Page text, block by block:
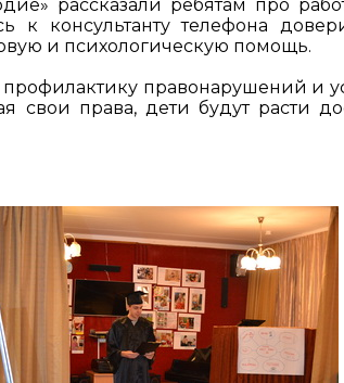
рассказали ребятам про
к консультанту телефона
и психологическую помощь.
правонарушений и
свои права, дети будут расти